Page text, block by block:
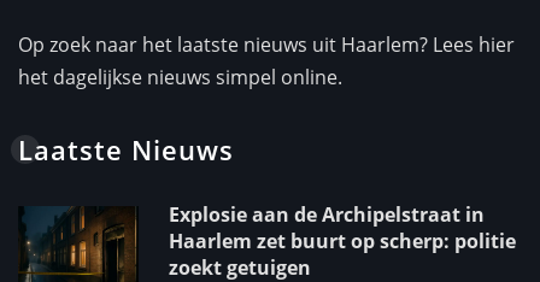
Op zoek naar het laatste nieuws uit Haarlem? Lees hier
het dagelijkse nieuws simpel online.
Laatste Nieuws
Explosie aan de Archipelstraat in
Haarlem zet buurt op scherp: politie
zoekt getuigen